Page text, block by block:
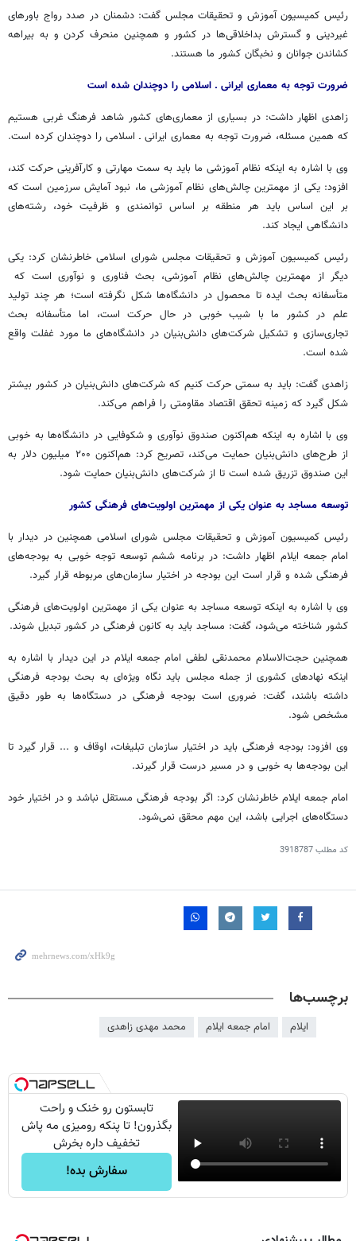
رئیس کمیسیون آموزش و تحقیقات مجلس گفت: دشمنان در صدد رواج باورهای
غیردینی و گسترش بداخلاقی‌ها در کشور و همچنین منحرف کردن و به بیراهه
کشاندن جوانان و نخبگان کشور ما هستند.
ضرورت توجه به معماری ایرانی ـ اسلامی را دوچندان شده است
زاهدی اظهار داشت: در بسیاری از معماری‌های کشور شاهد فرهنگ غربی هستیم
که همین مسئله، ضرورت توجه به معماری ایرانی ـ اسلامی را دوچندان کرده است.
وی با اشاره به اینکه نظام آموزشی ما باید به سمت مهارتی و کارآفرینی حرکت کند،
افزود: یکی از مهمترین چالش‌های نظام آموزشی ما، نبود آمایش سرزمین است که
بر این اساس باید هر منطقه بر اساس توانمندی و ظرفیت خود، رشته‌های
دانشگاهی ایجاد کند.
رئیس کمیسیون آموزش و تحقیقات مجلس شورای اسلامی خاطرنشان کرد: یکی
دیگر از مهمترین چالش‌های نظام آموزشی، بحث فناوری و نوآوری است که
متأسفانه بحث ایده تا محصول در دانشگاه‌ها شکل نگرفته است؛ هر چند تولید
علم در کشور ما با شیب خوبی در حال حرکت است، اما متأسفانه بحث
تجاری‌سازی و تشکیل شرکت‌های دانش‌بنیان در دانشگاه‌های ما مورد غفلت واقع
شده است.
زاهدی گفت: باید به سمتی حرکت کنیم که شرکت‌های دانش‌بنیان در کشور بیشتر
شکل گیرد که زمینه تحقق اقتصاد مقاومتی را فراهم می‌کند.
وی با اشاره به اینکه هم‌اکنون صندوق نوآوری و شکوفایی در دانشگاه‌ها به خوبی
از طرح‌های دانش‌بنیان حمایت می‌کند، تصریح کرد: هم‌اکنون ۲۰۰ میلیون دلار به
این صندوق تزریق شده است تا از شرکت‌های دانش‌بنیان حمایت شود.
توسعه مساجد به عنوان یکی از مهمترین اولویت‌های فرهنگی کشور
رئیس کمیسیون آموزش و تحقیقات مجلس شورای اسلامی همچنین در دیدار با
امام جمعه ایلام اظهار داشت: در برنامه ششم توسعه توجه خوبی به بودجه‌های
فرهنگی شده و قرار است این بودجه در اختیار سازمان‌های مربوطه قرار گیرد.
وی با اشاره به اینکه توسعه مساجد به عنوان یکی از مهمترین اولویت‌های فرهنگی
کشور شناخته می‌شود، گفت: مساجد باید به کانون فرهنگی در کشور تبدیل شوند.
همچنین حجت‌الاسلام محمدنقی لطفی امام جمعه ایلام در این دیدار با اشاره به
اینکه نهادهای کشوری از جمله مجلس باید نگاه ویژه‌ای به بحث بودجه فرهنگی
داشته باشند، گفت: ضروری است بودجه فرهنگی در دستگاه‌ها به طور دقیق
مشخص شود.
وی افزود: بودجه فرهنگی باید در اختیار سازمان تبلیغات، اوقاف و ... قرار گیرد تا
این بودجه‌ها به خوبی و در مسیر درست قرار گیرند.
امام جمعه ایلام خاطرنشان کرد: اگر بودجه‌ فرهنگی مستقل نباشد و در اختیار خود
دستگاه‌های اجرایی باشد، این مهم محقق نمی‌شود.
کد مطلب3918787
برچسب‌ها
ایلام امام جمعه ایلام محمد مهدی زاهدی
تابستون رو خنک و راحت
بگذرون! تا پنکه رومیزی مه پاش
تخفیف داره بخرش
سفارش بده!